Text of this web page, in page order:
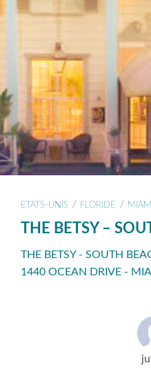
ETATS-UNIS / FLORIDE / MIAMI
THE BETSY –
THE BETSY - SOUTH
1440 OCEAN DRIVE -